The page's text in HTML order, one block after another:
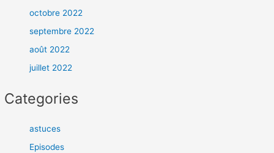
octobre 2022
septembre 2022
août 2022
juillet 2022
Categories
astuces
Episodes